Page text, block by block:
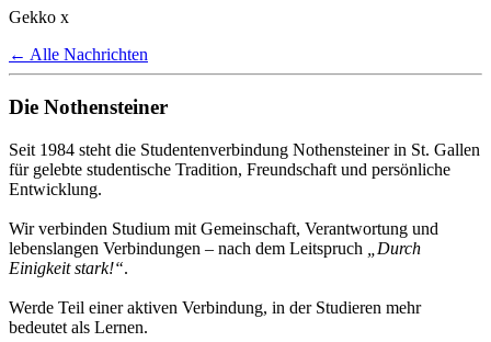
Gekko x
← Alle Nachrichten
Die Nothensteiner
Seit 1984 steht die Studentenverbindung Nothensteiner in St. Gallen
für gelebte studentische Tradition, Freundschaft und persönliche
Entwicklung.
Wir verbinden Studium mit Gemeinschaft, Verantwortung und
lebenslangen Verbindungen – nach dem Leitspruch
„Durch
Einigkeit stark!“.
Werde Teil einer aktiven Verbindung, in der Studieren mehr
bedeutet als Lernen.